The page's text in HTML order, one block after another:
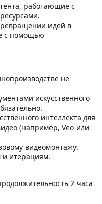
работающие с
идей в
с помощью
не
искусственного
интеллекта для
(например, Veo или
видеомонтажу.
и итерациям.
2 часа